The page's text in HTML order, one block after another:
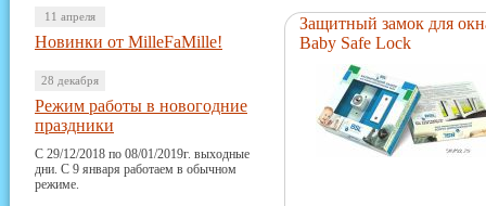
11 апреля
Новинки от MilleFaMille!
28 декабря
Режим работы в новогодние
праздники
С 29/12/2018 по 08/01/2019г. выходные
дни. С 9 января работаем в обычном
режиме.
Защитный замок для
Baby Safe Lock